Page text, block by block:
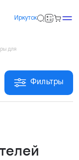
Иркутск
для
Фильтры